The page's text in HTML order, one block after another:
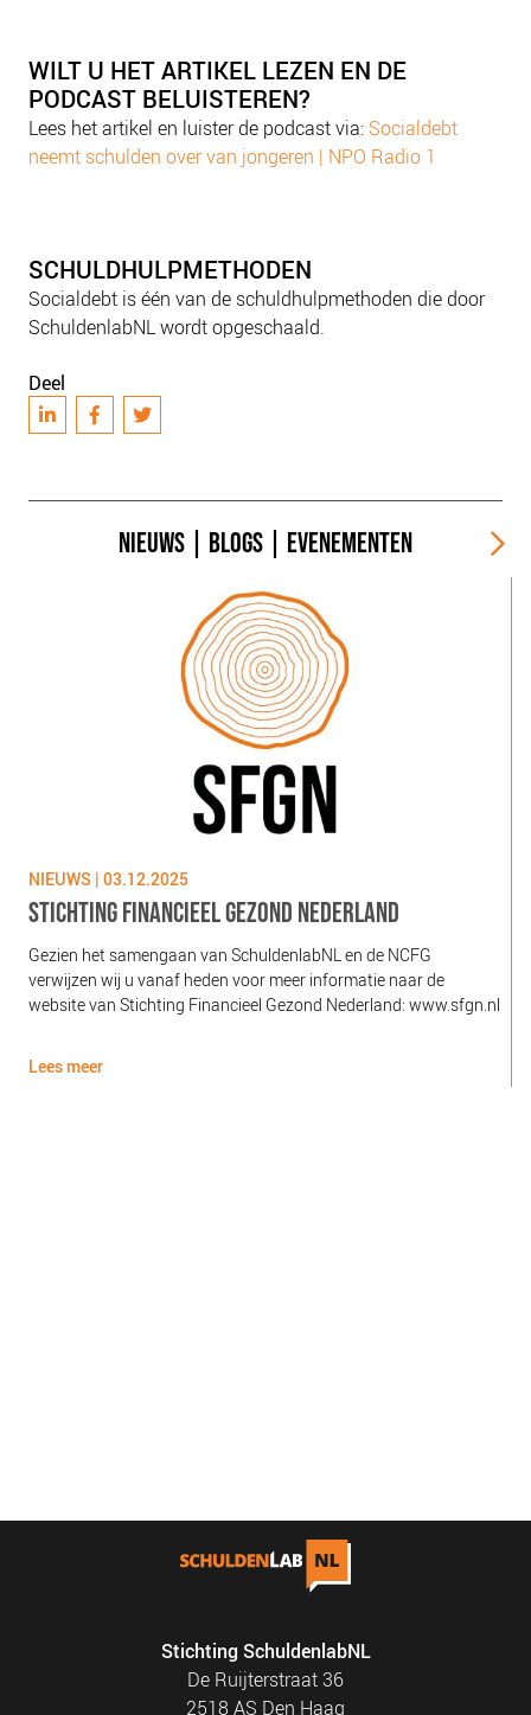
WILT U HET ARTIKEL LEZEN EN DE
PODCAST BELUISTEREN?
Lees het artikel en luister de podcast via: Socialdebt
neemt schulden over van jongeren | NPO Radio 1
SCHULDHULPMETHODEN
Socialdebt is één van de schuldhulpmethoden die door
SchuldenlabNL wordt opgeschaald.
Deel
NIEUWS BLOGS EVENEMENTEN
NIEUWS | 03.12.2025
STICHTING FINANCIEEL GEZOND NEDERLAND
Gezien het samengaan van SchuldenlabNL en de NCFG
verwijzen wij u vanaf heden voor meer informatie naar de
website van Stichting Financieel Gezond Nederland: www.sfgn.nl
Lees meer
Stichting SchuldenlabNL
De Ruijterstraat 36
2518 AS Den Haag